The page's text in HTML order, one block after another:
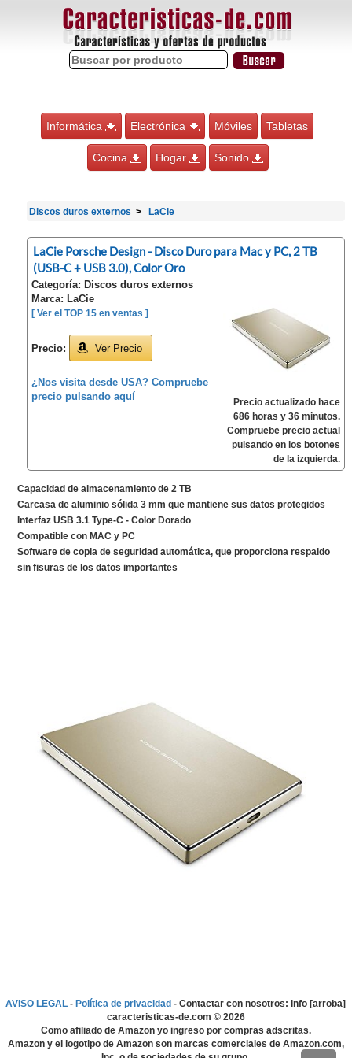
Informática Electrónica Móviles Tabletas
Cocina Hogar Sonido
Discos duros externos LaCie
LaCie Porsche Design - Disco Duro para Mac y PC, 2 TB
(USB-C + USB 3.0), Color Oro
Categoría: Discos duros externos
Marca: LaCie
[ Ver el TOP 15 en ventas ]
Precio: Ver Precio
¿Nos visita desde USA? Compruebe
precio pulsando aquí
Precio actualizado hace
686 horas y 36 minutos.
Compruebe precio actual
pulsando en los botones
de la izquierda.
Capacidad de almacenamiento de 2 TB
Carcasa de aluminio sólida 3 mm que mantiene sus datos protegidos
Interfaz USB 3.1 Type-C - Color Dorado
Compatible con MAC y PC
Software de copia de seguridad automática, que proporciona respaldo
sin fisuras de los datos importantes
AVISO LEGAL -Política de privacidad - Contactar con nosotros: info [arroba]
caracteristicas-de.com © 2026
Como afiliado de Amazon yo ingreso por compras adscritas.
Amazon y el logotipo de Amazon son marcas comerciales de Amazon.com,